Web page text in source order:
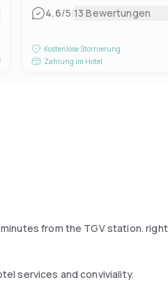
4.6/5|13 Bewertungen
Kostenlose Stornierung
Zahlung im Hotel
from the TGV station.
services and conviviality.